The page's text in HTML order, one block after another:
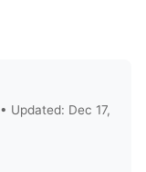
• Updated: Dec 17,